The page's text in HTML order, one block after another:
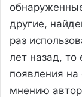
другие,
раз
лет назад,
появления
мнению